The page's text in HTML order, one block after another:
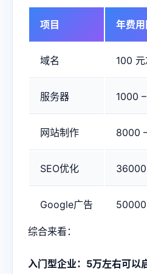
项目 年费用
域名 100
服务器 1000
网站制作 8000
SEO优化
Google广告
综合来看：
入门型企业：5万左右可以